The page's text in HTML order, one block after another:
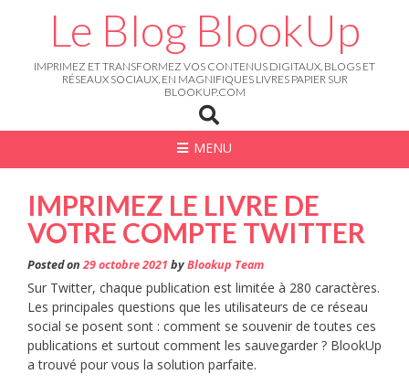
Le Blog BlookUp
IMPRIMEZ ET TRANSFORMEZ VOS CONTENUS DIGITAUX, BLOGS ET
RÉSEAUX SOCIAUX, EN MAGNIFIQUES LIVRES PAPIER SUR
BLOOKUP.COM
MENU
IMPRIMEZ LE LIVRE DE
VOTRE COMPTE TWITTER
Posted on29 octobre 2021 byBlookup Team
Sur Twitter, chaque publication est limitée à 280 caractères.
Les principales questions que les utilisateurs de ce réseau
social se posent sont : comment se souvenir de toutes ces
publications et surtout comment les sauvegarder ? BlookUp
a trouvé pour vous la solution parfaite.